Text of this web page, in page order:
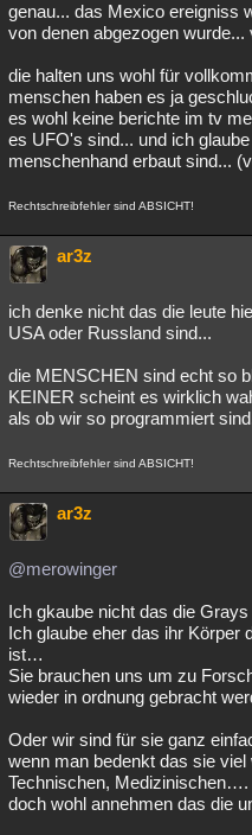
genau... das Mexico ereigniss
von denen abgezogen
die halten uns wohl für
menschen haben es ja
es wohl keine berichte im tv
es UFO's sind... und ich
menschenhand erbaut sind...
Rechtschreibfehler sind ABSICHT!
ar3z
ich denke nicht das die leute
USA oder Russland sind...
die MENSCHEN sind echt so
KEINER scheint es wirklich
als ob wir so programmiert
Rechtschreibfehler sind ABSICHT!
ar3z
@merowinger
Ich gkaube nicht das die Grays
Ich glaube eher das ihr Körper
ist…
Sie brauchen uns um zu
wieder in ordnung gebracht
Oder wir sind für sie ganz
wenn man bedenkt das sie
Technischen,
doch wohl annehmen das die